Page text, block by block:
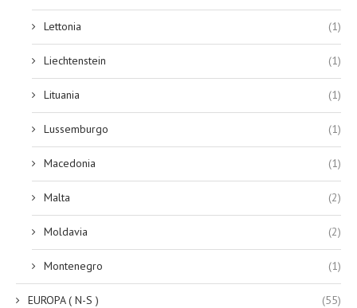
Lettonia (1)
Liechtenstein (1)
Lituania (1)
Lussemburgo (1)
Macedonia (1)
Malta (2)
Moldavia (2)
Montenegro (1)
EUROPA ( N-S ) (55)